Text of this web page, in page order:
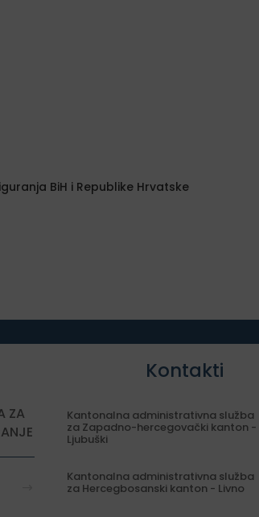
BiH i Republike Hrvatske
ZA
Kontakti
Kantonalna administrativna služba
za Zapadno-hercegovački kanton -
Ljubuški
Kantonalna administrativna služba
za Hercegbosanski kanton - Livno